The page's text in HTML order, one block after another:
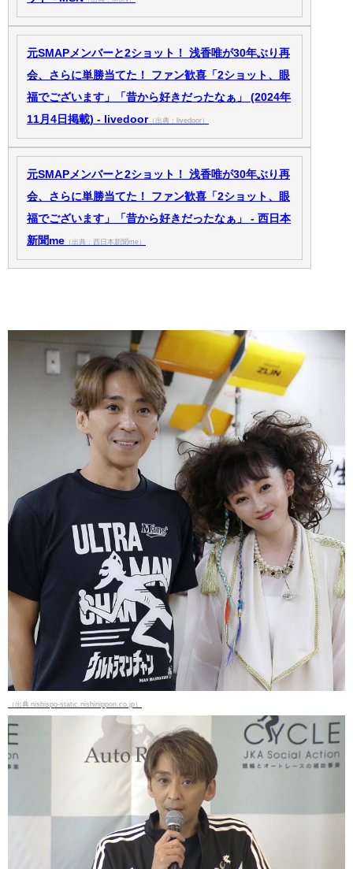
元SMAPメンバーと2ショット！ 浅香唯が30年ぶり再
会、さらに単勝当てた！ ファン歓喜「2ショット、眼
福でございます」「昔から好きだったなぁ」 (2024年
11月4日掲載) - livedoor（出典：livedoor）
元SMAPメンバーと2ショット！ 浅香唯が30年ぶり再
会、さらに単勝当てた！ ファン歓喜「2ショット、眼
福でございます」「昔から好きだったなぁ」 - 西日本
新聞me （出典：西日本新聞me）
（出典 nishispo-static.nishinippon.co.jp）